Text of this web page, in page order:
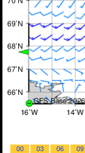
00 03 06 09